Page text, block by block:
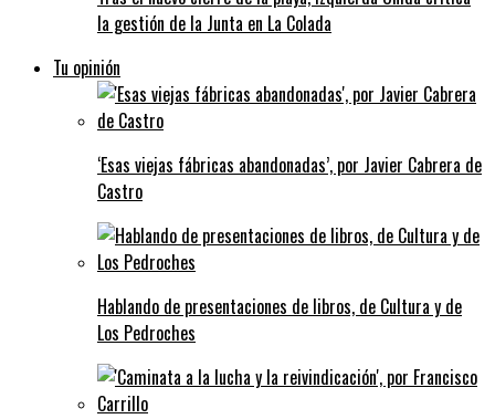
la gestión de la Junta en La Colada
Tu opinión
‘Esas viejas fábricas abandonadas’, por Javier Cabrera de
Castro
Hablando de presentaciones de libros, de Cultura y de
Los Pedroches